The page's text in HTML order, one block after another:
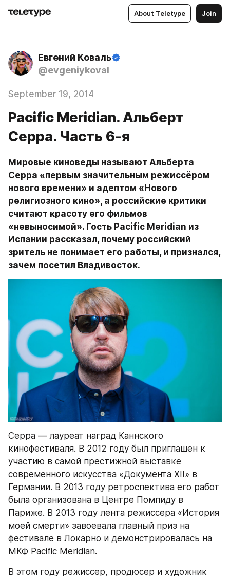
About Teletype Join
Евгений Коваль
@evgeniykoval
September 19, 2014
Pacific Meridian. Альберт
Серра. Часть 6-я
Мировые киноведы называют Альберта
Серра «первым значительным режиссёром
нового времени» и адептом «Нового
религиозного кино», а российские критики
считают красоту его фильмов
«невыносимой». Гость Pacific Meridian из
Испании рассказал, почему российский
зритель не понимает его работы, и признался,
зачем посетил Владивосток.
Серра — лауреат наград Каннского
кинофестиваля. В 2012 году был приглашен к
участию в самой престижной выставке
современного искусства «Документа XII» в
Германии. В 2013 году ретроспектива его работ
была организована в Центре Помпиду в
Париже. В 2013 году лента режиссера «История
моей смерти» завоевала главный приз на
фестивале в Локарно и демонстрировалась на
МКФ Pacific Meridian.
В этом году режиссер, продюсер и художник